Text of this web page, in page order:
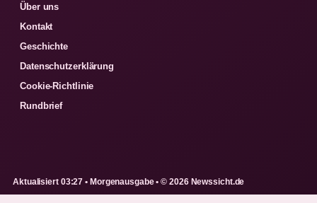
Über uns
Kontakt
Geschichte
Datenschutzerklärung
Cookie-Richtlinie
Rundbrief
Aktualisiert 03:27 • Morgenausgabe • © 2026 Newssicht.de